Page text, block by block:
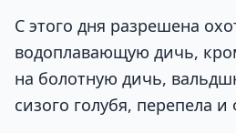
С этого дня разрешена
водоплавающую дичь,
на болотную дичь,
сизого голубя, перепела и